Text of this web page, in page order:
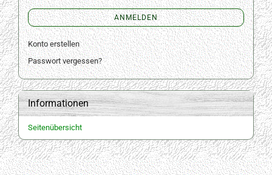
ANMELDEN
Konto erstellen
Passwort vergessen?
Informationen
Seitenübersicht